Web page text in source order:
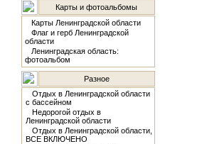
Карты и фотоальбомы
Карты Ленинградской области
Флаг и герб Ленинградской
области
Ленинградская область:
фотоальбом
Разное
Отдых в Ленинградской области
с бассейном
Недорогой отдых в
Ленинградской области
Отдых в Ленинградской области,
ВСЕ ВКЛЮЧЕНО